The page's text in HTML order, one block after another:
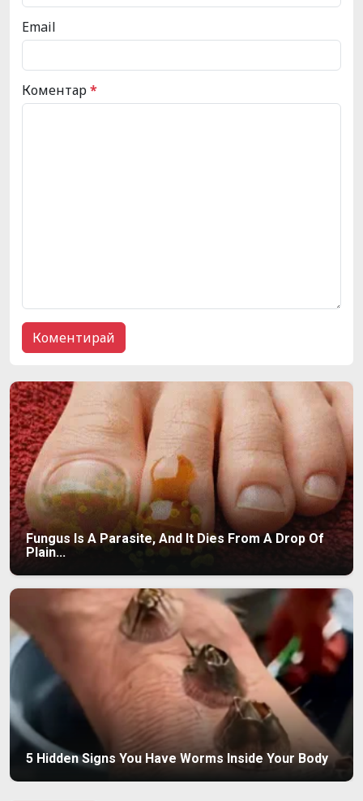
Email
Коментар*
Fungus Is A Parasite, And It Dies From A Drop Of
Plain...
5 Hidden Signs You Have Worms Inside Your Body